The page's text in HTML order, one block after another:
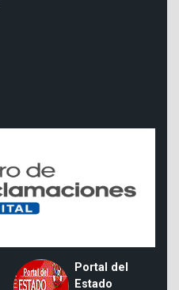
Portal del
Estado